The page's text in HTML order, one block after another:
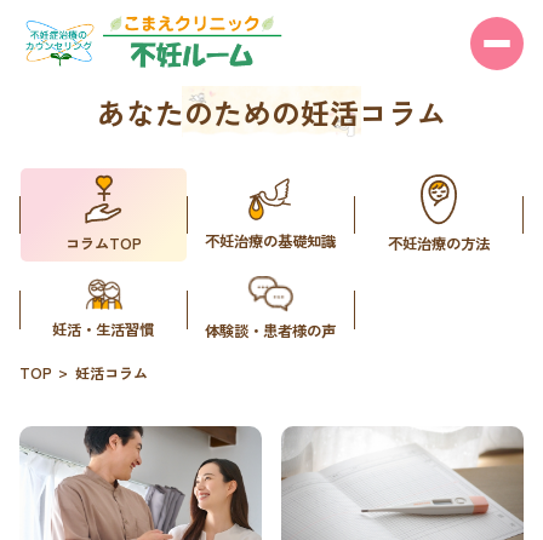
あなたのための妊活コラム
コラムTOP 不妊治療の基礎知識 不妊治療の方法
妊活・生活習慣 体験談・患者様の声
TOP 妊活コラム